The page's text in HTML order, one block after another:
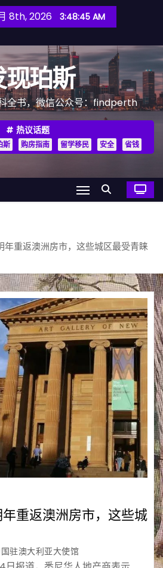
8th, 2026 3:48:47 AM
现珀斯
全书，微信公众号：findperth
热议话题
斯 购房指南 留学移民 安全 省钱
年重返澳洲房市，这些城区最受青睐
重返澳洲房市，这些城
驻澳大利亚大使馆